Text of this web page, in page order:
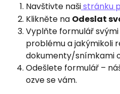
Navštivte naši stránku
Klikněte na Odeslat
Vyplňte formulář
problému a jakýmikoli
dokumenty/snímkami
Odešlete formulář –
ozve se vám.